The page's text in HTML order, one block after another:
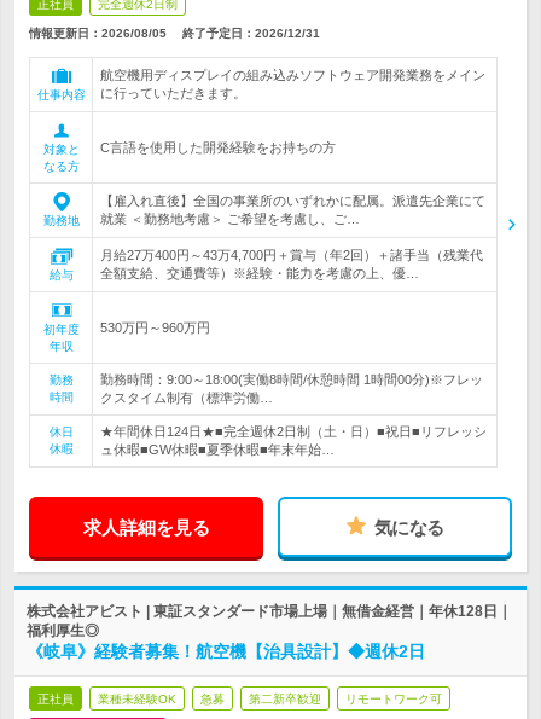
正社員 完全週休2日制
情報更新日：2026/08/05 終了予定日： 2026/12/31
仕事内容
航空機用ディスプレイの組み込みソフトウェア開発業務をメイン
に行っていただきます。
対象と
なる方
C言語を使用した開発経験をお持ちの方
勤務地
【雇入れ直後】全国の事業所のいずれかに配属。派遣先企業にて
就業 ＜勤務地考慮＞ ご希望を考慮し、ご…
給与
月給27万400円～43万4,700円＋賞与（年2回）＋諸手当（残業代
全額支給、交通費等）※経験・能力を考慮の上、優…
初年度
年収
530万円～960万円
勤務
時間
勤務時間：9:00～18:00(実働8時間/休憩時間 1時間00分)※フレッ
クスタイム制有（標準労働…
休日
休暇
★年間休日124日★■完全週休2日制（土・日）■祝日■リフレッシ
ュ休暇■GW休暇■夏季休暇■年末年始…
求人詳細を見る 気になる
株式会社アビスト | 東証スタンダード市場上場｜無借金経営｜年休128日｜
福利厚生◎
《岐阜》経験者募集！航空機【治具設計】◆週休2日
正社員 業種未経験OK 急募 第二新卒歓迎 リモートワーク可